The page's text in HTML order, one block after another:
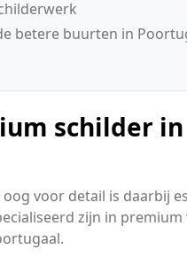
betere buurten in
schilder
voor detail is daarbij
zijn in